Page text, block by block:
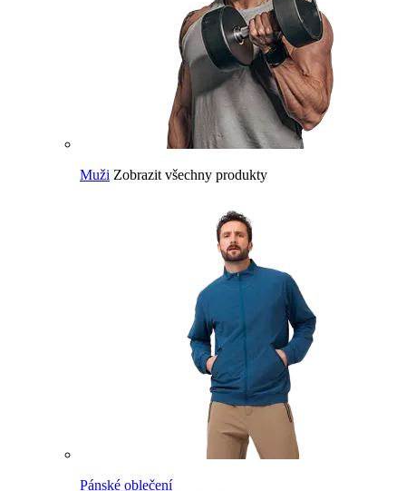
Muži Zobrazit všechny produkty
Pánské oblečení